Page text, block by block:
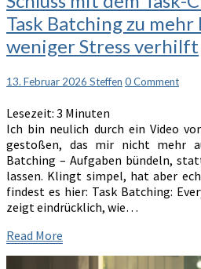
mit
dem
Task-
Chaos:
Wie
Dir
Task
Batching
zu
mehr
Fokus
und
weniger
Stress
verhilft
Task Batching zu mehr
weniger Stress verhilft
13. Februar 2026 Steffen Comments
0 Comment
Lesezeit: 3 Minuten
Ich bin neulich durch ein Video
gestoßen, das mir nicht mehr
Batching – Aufgaben bündeln,
lassen. Klingt simpel, hat aber
findest es hier: Task Batching:
zeigt eindrücklich, wie…
Read More